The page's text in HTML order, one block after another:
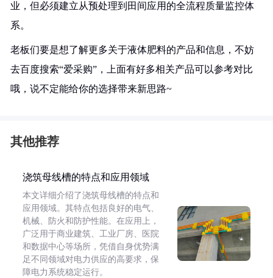
业，但必须建立从预处理到田间应用的全流程质量监控体
系。
老板们要是想了解更多关于液体肥料的产品和信息，不妨
去百度搜索“爱采购”，上面有好多相关产品可以参考对比
哦，说不定能给你的选择带来新思路~
其他推荐
浇筑母线槽的特点和应用领域
本文详细介绍了浇筑母线槽的特点和
应用领域。其特点包括良好的电气、
机械、防火和防护性能。在应用上，
广泛用于商业建筑、工业厂房、医院
和数据中心等场所，凭借自身优势满
足不同领域对电力供应的高要求，保
障电力系统稳定运行。